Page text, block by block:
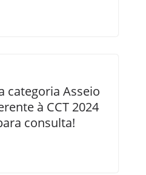
categoria Asseio
à CCT 2024
consulta!